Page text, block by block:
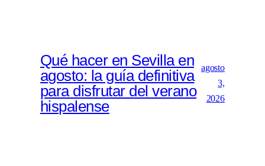
Qué hacer en Sevilla en
agosto: la guía definitiva
para disfrutar del verano
hispalense
agosto
3,
2026